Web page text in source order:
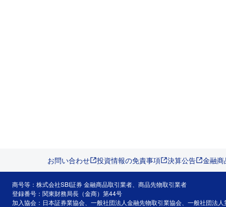
お問い合わせ 投資情報の免責事項 決算公告 金融
商号等：株式会社SBI証券 金融商品取引業者、商品先物取引業者
登録番号：関東財務局長（金商）第44号
加入協会：日本証券業協会、一般社団法人金融先物取引業協会、一般社団法